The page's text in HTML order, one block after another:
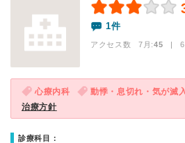
1件
アクセス数 7月:45 | 6
心療内科 動悸・息切れ・気が滅
治療方針
診療科目：